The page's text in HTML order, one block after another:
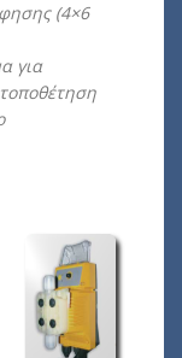
(4×6
για